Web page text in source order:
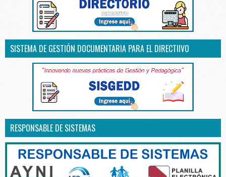
SISTEMA DE GESTIÓN DOCUMENTARIA PARA EL DIRECTIIVO
RESPONSABLE DE SISTEMAS